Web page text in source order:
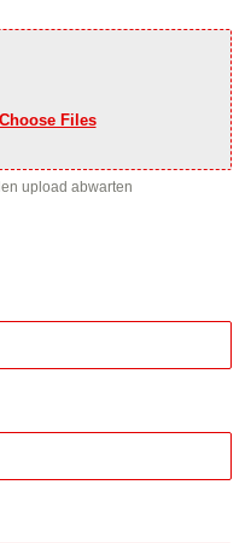
Choose Files
upload abwarten